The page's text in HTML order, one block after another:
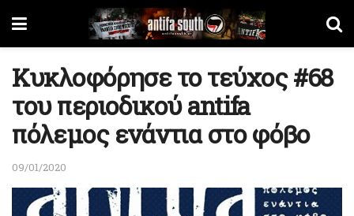
Κυκλοφόρησε το τεύχος #68
του περιοδικού antifa
πόλεμος ενάντια στο φόβο
09/01/2020